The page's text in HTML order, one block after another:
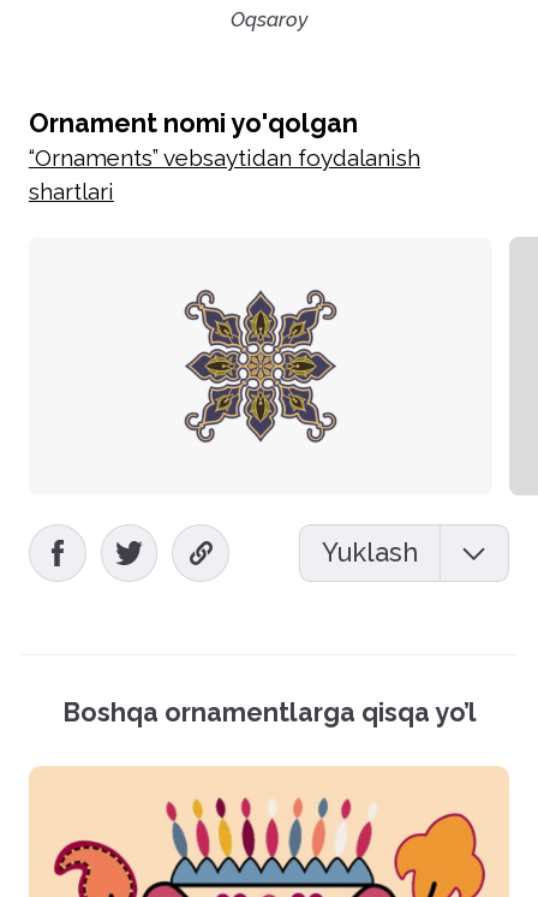
Oqsaroy
Ornament nomi yo'qolgan
“Ornaments” vebsaytidan foydalanish
shartlari
Yuklash
Rasmlar (PNG)
Hamma fayllarni yuklash
Boshqa ornamentlarga qisqa yo’l